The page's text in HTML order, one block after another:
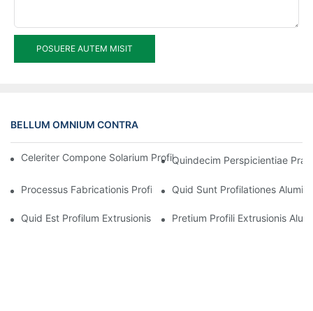
POSUERE AUTEM MISIT
BELLUM OMNIUM CONTRA
Celeriter Compone Solarium Profilum Aluminium Frangens
Quindecim Perspicientiae
Processus Fabricationis Profilationis Extrusionis Aluminii
Quid Sunt Profilationes Aluminii
Quid Est Profilum Extrusionis Aluminii?Pretium Profili Extrusionis